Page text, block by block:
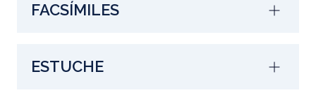
FACSÍMILES
ESTUCHE